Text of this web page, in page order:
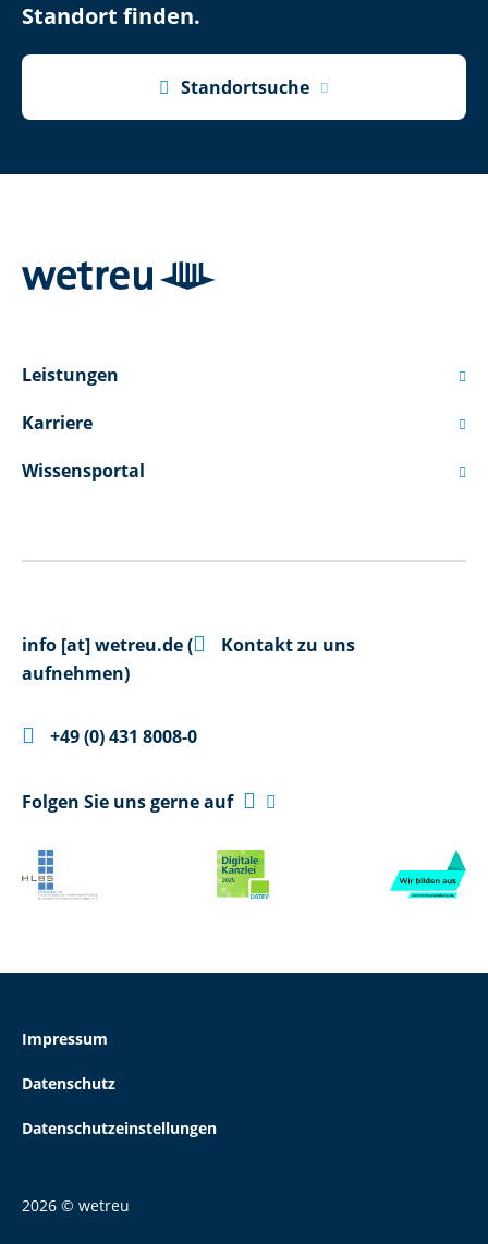
Standort finden.
 Standortsuche
Leistungen 
Karriere 
Wissensportal 
info [at]wetreu.de(
Kontakt zu uns
aufnehmen)
 +49 (0) 431 8008-0
Folgen Sie uns gerne auf  
2026 © wetreu
Impressum
Datenschutz
Datenschutzeinstellungen